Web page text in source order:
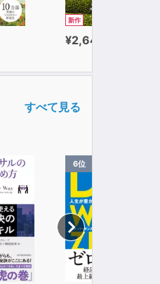
新作
¥2,640
すべて見る
6位